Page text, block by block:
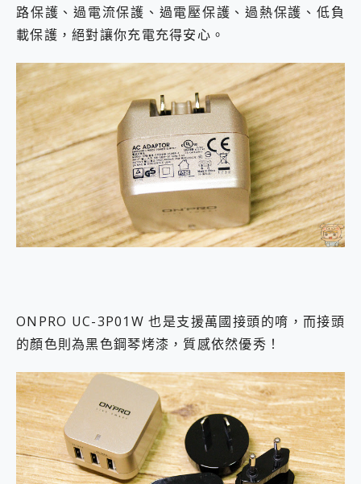
路保護、過電流保護、過電壓保護、過熱保護、低負
載保護，絕對讓你充電充得安心。
ONPRO UC-3P01W 也是支援萬國接頭的唷，而接頭
的顏色則為黑色鋼琴烤漆，質感依然優秀！